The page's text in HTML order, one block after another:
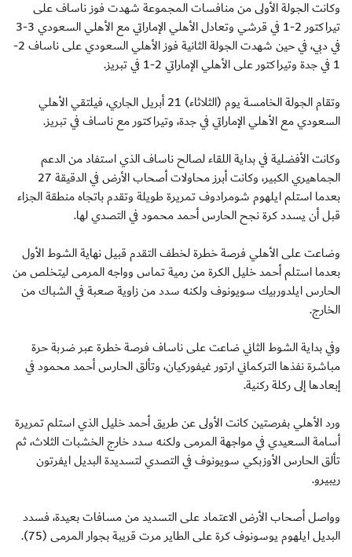
وكانت الجولة الأولى من منافسات المجموعة شهدت فوز ناساف على
تيراكتور 2-1 في قرشي وتعادل الأهلي الإماراتي مع الأهلي السعودي 3-3
في دبي، في حين شهدت الجولة الثانية فوز الأهلي السعودي على ناساف 2-
1 في جدة وتيراكتور على الأهلي الإماراتي 2-1 في تبريز.
وتقام الجولة الخامسة يوم (الثلاثاء) 21 أبريل الجاري، فيلتقي الأهلي
السعودي مع الأهلي الإماراتي في جدة، وتيراكتور مع ناساف في تبريز.
وكانت الأفضلية في بداية اللقاء لصالح ناساف الذي استفاد من الدعم
الجماهيري الكبير، وكانت أبرز محاولات أصحاب الأرض في الدقيقة 27
بعدما استلم ايلهوم شومرادوف تمريرة طويلة وتقدم باتجاه منطقة الجزاء
قبل أن يسدد كرة نجح الحارس أحمد محمود في التصدي لها.
وضاعت على الأهلي فرصة خطرة لخطف التقدم قبيل نهاية الشوط الأول
بعدما استلم أحمد خليل الكرة من رمية تماس وواجه المرمى ليتخلص من
الحارس ايلدوربيك سويونوف ولكنه سدد من زاوية صعبة في الشباك من
الخارج.
وفي بداية الشوط الثاني ضاعت على ناساف فرصة خطرة عبر ضربة حرة
مباشرة نفذها التركماني ارتور غيفوركيان، وتألق الحارس أحمد محمود في
إبعادها إلى ركلة ركنية.
ورد الأهلي بفرصتين كانت الأولى عن طريق أحمد خليل الذي استلم تمريرة
أسامة السعيدي في مواجهة المرمى ولكنه سدد خارج الخشبات الثلاث، ثم
تألق الحارس الأوزبكي سويونوف في التصدي لتسديدة البديل ايفرتون
ريبيرو.
وواصل أصحاب الأرض الاعتماد على التسديد من مسافات بعيدة، فسدد
البديل ايلهوم يوسونوف كرة على الطاير مرت قريبة بجوار المرمى (75).